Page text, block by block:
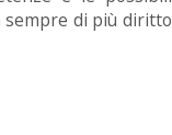
sempre di più diritto